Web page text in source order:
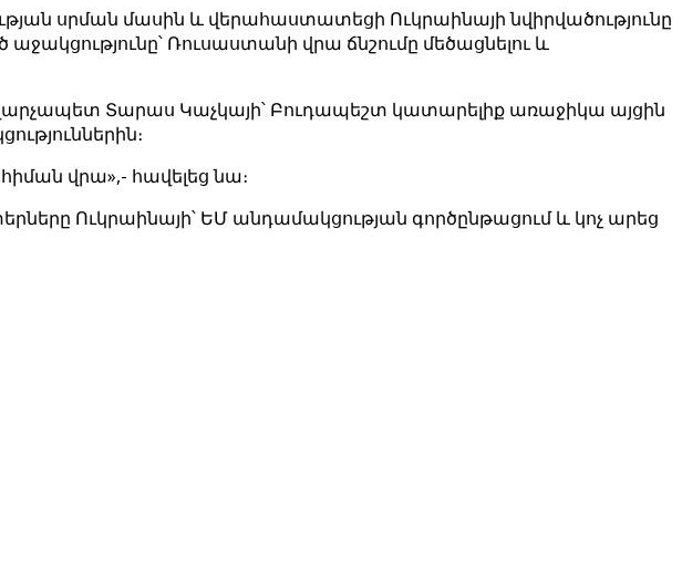
սրման մասին և վերահաստատեցի Ուկրաինայի նվիրվածությունը
Ռուսաստանի վրա ճնշումը մեծացնելու և
Տարաս Կաչկայի՝ Բուդապեշտ կատարելիք առաջիկա այցին
վրա»,- հավելեց նա։
Ուկրաինայի՝ ԵՄ անդամակցության գործընթացում և կոչ արեց